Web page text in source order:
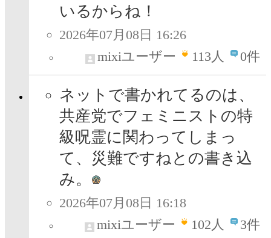
いるからね！
2026年07月08日 16:26
mixiユーザー
113人 0件
ネットで書かれてるのは、
共産党でフェミニストの特
級呪霊に関わってしまっ
て、災難ですねとの書き込
み。
2026年07月08日 16:18
mixiユーザー
102人 3件